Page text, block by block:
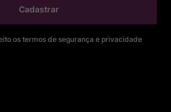
Cadastrar
os termos de segurança e privacidade